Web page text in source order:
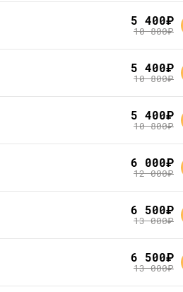
5 400руб.
10 800руб.
5 400руб.
10 800руб.
5 400руб.
10 800руб.
6 000руб.
12 000руб.
6 500руб.
13 000руб.
6 500руб.
13 000руб.